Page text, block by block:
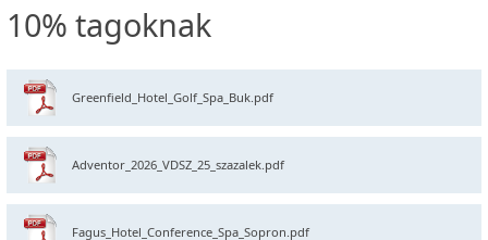
10% tagoknak
Greenfield_Hotel_Golf_Spa_Buk.pdf
Adventor_2026_VDSZ_25_szazalek.pdf
Fagus_Hotel_Conference_Spa_Sopron.pdf